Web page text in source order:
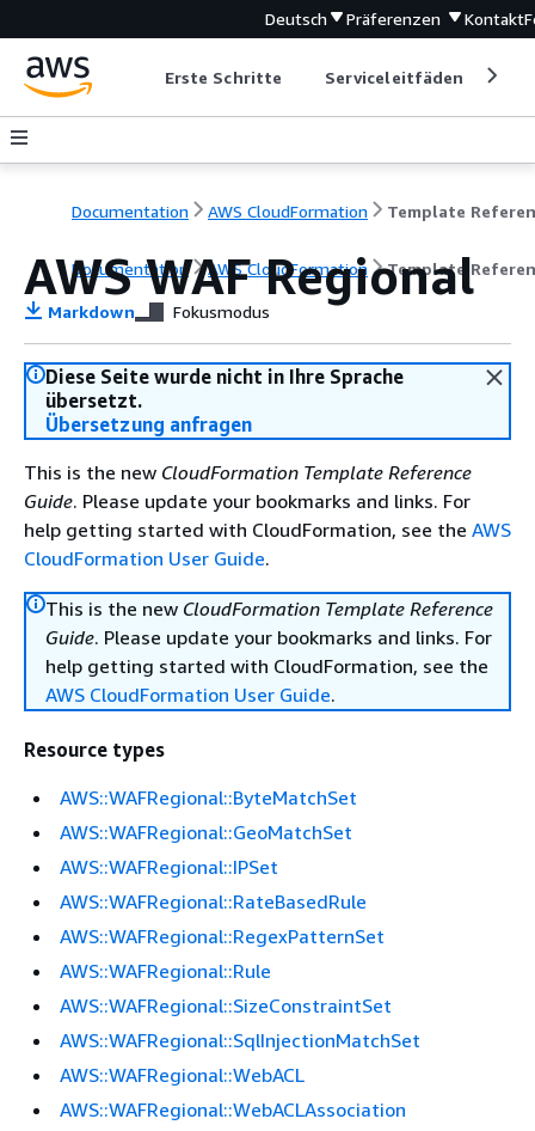
Deutsch Präferenzen Kontakt
Erste Schritte Serviceleitfäden
Documentation AWS CloudFormation Template
Documentation AWS CloudFormation Template
AWS WAF Regional
Markdown Fokusmodus
Diese Seite wurde nicht in Ihre Sprache
übersetzt.
Übersetzung anfragen
This is the new CloudFormation Template Reference
Guide. Please update your bookmarks and links. For
help getting started with CloudFormation, see the AWS
CloudFormation User Guide.
This is the new CloudFormation Template Reference
Guide. Please update your bookmarks and links. For
help getting started with CloudFormation, see the
AWS CloudFormation User Guide.
Resource types
AWS::WAFRegional::ByteMatchSet
AWS::WAFRegional::GeoMatchSet
AWS::WAFRegional::IPSet
AWS::WAFRegional::RateBasedRule
AWS::WAFRegional::RegexPatternSet
AWS::WAFRegional::Rule
AWS::WAFRegional::SizeConstraintSet
AWS::WAFRegional::SqlInjectionMatchSet
AWS::WAFRegional::WebACL
AWS::WAFRegional::WebACLAssociation